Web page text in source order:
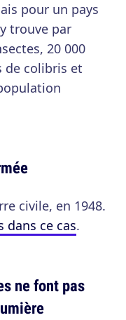
pour un pays
trouve par
20 000
de colibris et
civile, en 1948.
dans ce cas.
ne font pas